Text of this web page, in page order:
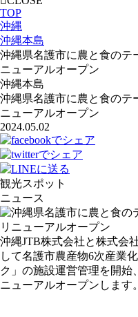
TOP
沖縄
沖縄本島
沖縄県名護市に農と食のテ
ニューアルオープン
沖縄本島
沖縄県名護市に農と食のテ
ニューアルオープン
2024.05.02
観光スポット
ニュース
沖縄JTB株式会社と株式会
して名護市農産物6次産業
ク」の施設運営管理を開始
ニューアルオープンします。